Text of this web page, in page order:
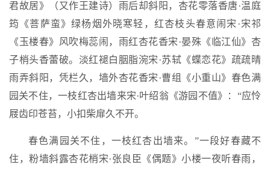
君故居》（又作王建诗）雨后却斜阳，杏花零落香唐·温庭
筠《菩萨蛮》绿杨烟外晓寒轻，红杏枝头春意闹宋·宋祁
《玉楼春》风吹梅蕊闹，雨红杏花香宋·晏殊《临江仙》杏
子梢头香蕾破。淡红褪白胭脂涴宋·苏轼《蝶恋花》疏疏晴
雨弄斜阳，凭栏久，墙外杏花香宋·曹组《小重山》春色满
园关不住，一枝红杏出墙来宋·叶绍翁《游园不值》：“应怜
屐齿印苍苔，小扣柴扉久不开。
春色满园关不住，一枝红杏出墙来。”一段好春藏不
住，粉墙斜露杏花梢宋·张良臣《偶题》小楼一夜听春雨，